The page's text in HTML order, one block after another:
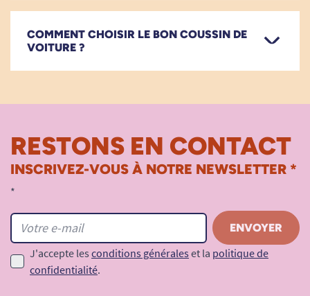
COMMENT CHOISIR LE BON COUSSIN DE
VOITURE ?
RESTONS EN CONTACT
INSCRIVEZ-VOUS À NOTRE NEWSLETTER *
*
J'accepte les conditions générales et la politique de
confidentialité.